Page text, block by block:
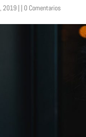
2019 | | 0 Comentarios